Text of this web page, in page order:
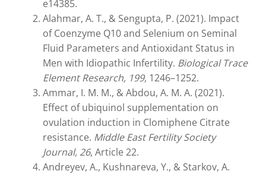
e14385.
Alahmar, A. T., & Sengupta, P. (2021). Impact
of Coenzyme Q10 and Selenium on Seminal
Fluid Parameters and Antioxidant Status in
Men with Idiopathic Infertility. Biological Trace
Element Research, 199, 1246–1252.
Ammar, I. M. M., & Abdou, A. M. A. (2021).
Effect of ubiquinol supplementation on
ovulation induction in Clomiphene Citrate
resistance. Middle East Fertility Society
Journal, 26, Article 22.
Andreyev, A., Kushnareva, Y., & Starkov, A.